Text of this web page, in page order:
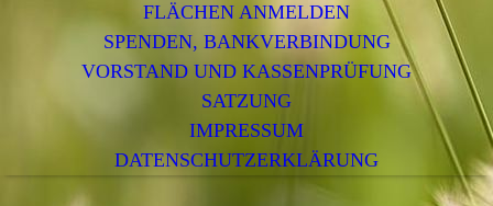
FLÄCHEN ANMELDEN
SPENDEN, BANKVERBINDUNG
VORSTAND UND KASSENPRÜFUNG
SATZUNG
IMPRESSUM
DATENSCHUTZERKLÄRUNG